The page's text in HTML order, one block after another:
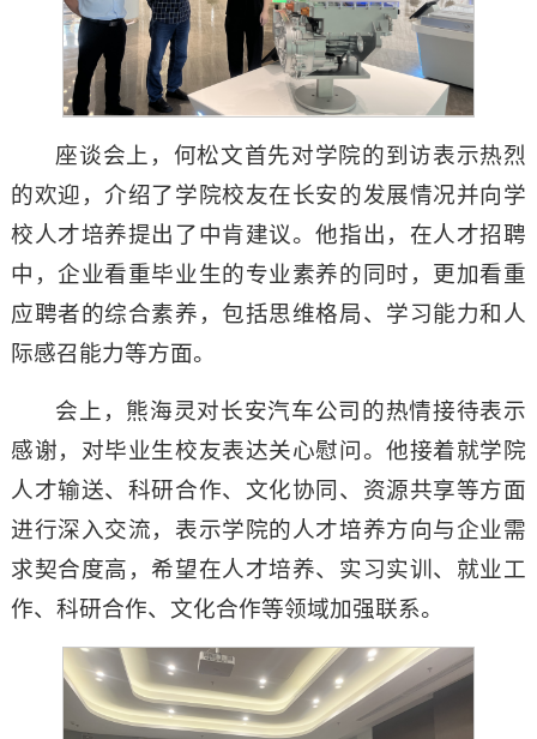
座谈会上，何松文首先对学院的到访表示热烈
的欢迎，介绍了学院校友在长安的发展情况并向学
校人才培养提出了中肯建议。他指出，在人才招聘
中，企业看重毕业生的专业素养的同时，更加看重
应聘者的综合素养，包括思维格局、学习能力和人
际感召能力等方面。
会上，熊海灵对长安汽车公司的热情接待表示
感谢，对毕业生校友表达关心慰问。他接着就学院
人才输送、科研合作、文化协同、资源共享等方面
进行深入交流，表示学院的人才培养方向与企业需
求契合度高，希望在人才培养、实习实训、就业工
作、科研合作、文化合作等领域加强联系。